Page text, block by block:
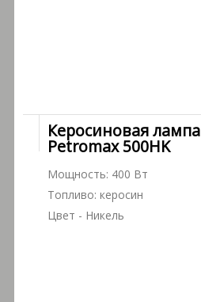
Керосиновая лампа
Petromax 500HK
Мощность: 400 Вт
Топливо: керосин
Цвет - Никель